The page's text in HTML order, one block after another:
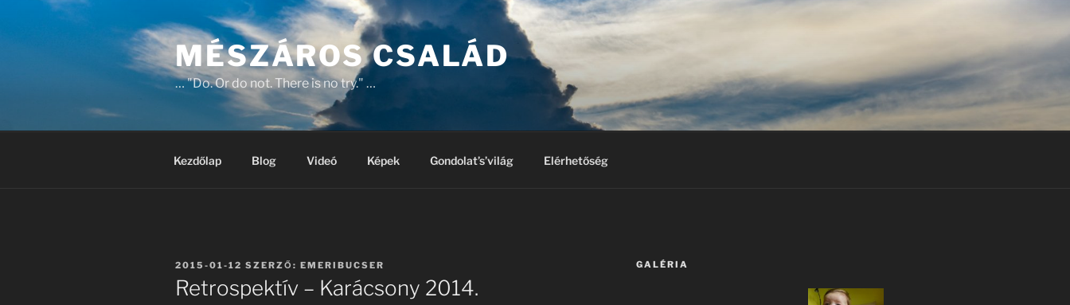
Tartalomhoz
MÉSZÁROS CSALÁD
… "Do. Or do not. There is no try." …
Kezdőlap Blog Videó Képek Gondolat’s’világ Elérhetőség
BEKÜLDVE:
2015-01-12 SZERZŐ: EMERIBUCSER
Retrospektív – Karácsony 2014.
GALÉRIA